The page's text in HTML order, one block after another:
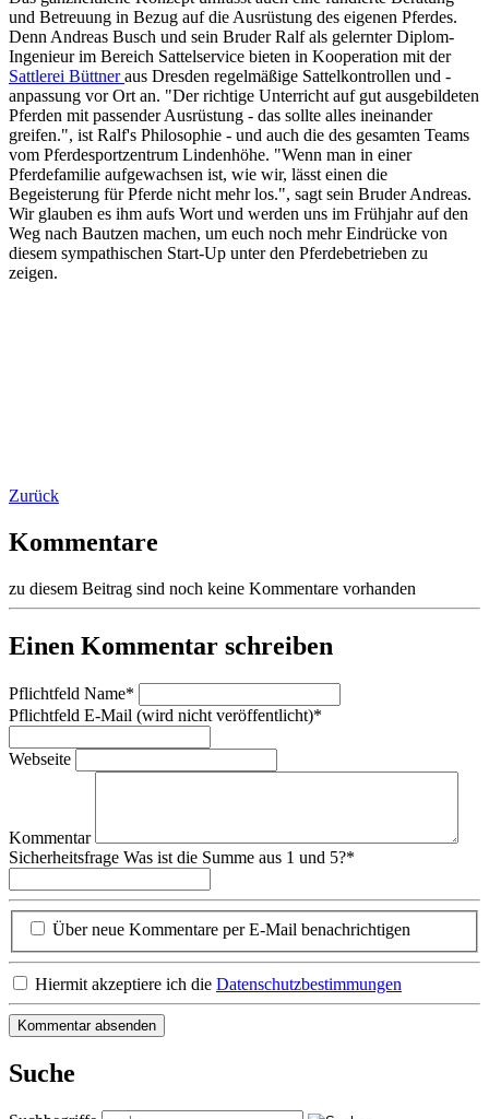
und Betreuung in Bezug auf die Ausrüstung des eigenen Pferdes.
Denn Andreas Busch und sein Bruder Ralf als gelernter Diplom-
Ingenieur im Bereich Sattelservice bieten in Kooperation mit der
Sattlerei Büttneraus Dresden regelmäßige Sattelkontrollen und -
anpassung vor Ort an. "Der richtige Unterricht auf gut ausgebildeten
Pferden mit passender Ausrüstung - das sollte alles ineinander
greifen.", ist Ralf's Philosophie - und auch die des gesamten Teams
vom Pferdesportzentrum Lindenhöhe. "Wenn man in einer
Pferdefamilie aufgewachsen ist, wie wir, lässt einen die
Begeisterung für Pferde nicht mehr los.", sagt sein Bruder Andreas.
Wir glauben es ihm aufs Wort und werden uns im Frühjahr auf den
Weg nach Bautzen machen, um euch noch mehr Eindrücke von
diesem sympathischen Start-Up unter den Pferdebetrieben zu
zeigen.
Zurück
Kommentare
zu diesem Beitrag sind noch keine Kommentare vorhanden
Einen Kommentar schreiben
Pflichtfeld Name*
Pflichtfeld E-Mail (wird nicht veröffentlicht)*
Webseite
Kommentar
Sicherheitsfrage Was ist die Summe aus 1 und 5?*
Über neue Kommentare per E-Mail benachrichtigen
Hiermit akzeptiere ich die Datenschutzbestimmungen
Suche